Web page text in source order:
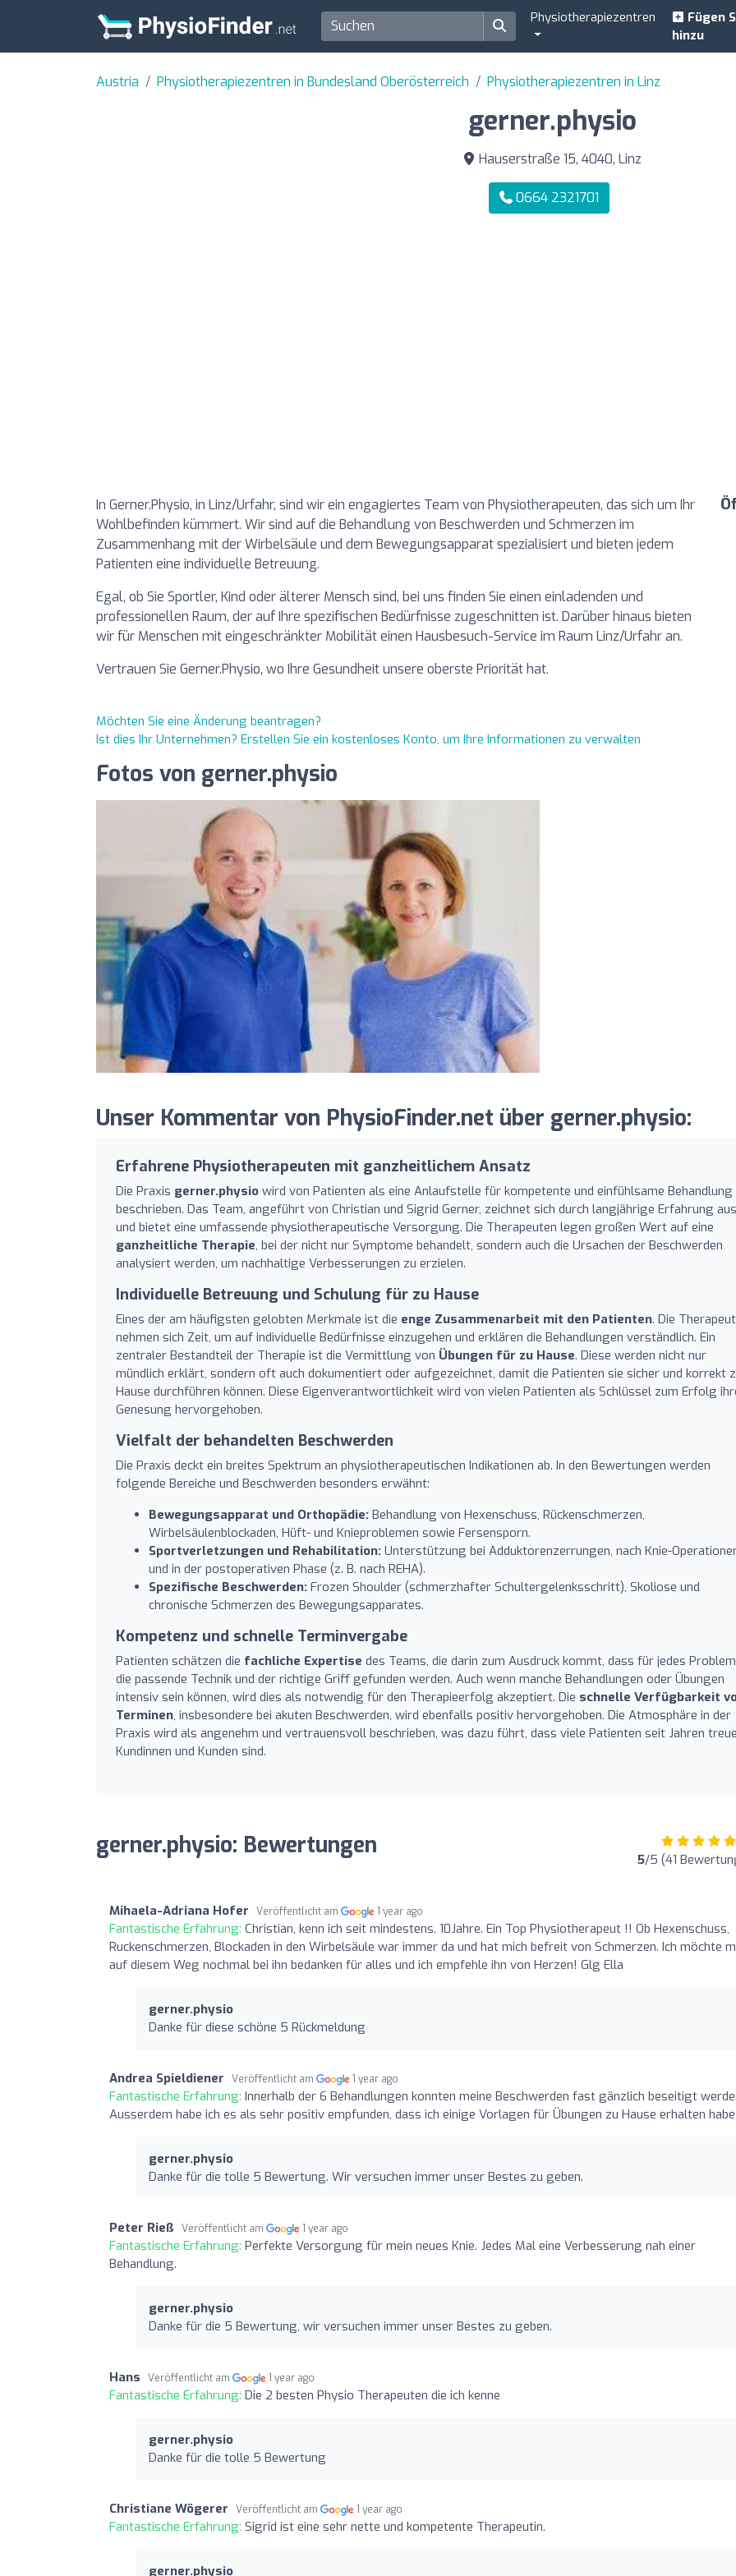
Physiotherapiezentren
Fügen
hinzu
Austria Physiotherapiezentren in Bundesland Oberösterreich Physiotherapiezentren in Linz
gerner.physio
Hauserstraße 15, 4040, Linz
0664 2321701
In Gerner.Physio, in Linz/Urfahr, sind wir ein engagiertes Team von Physiotherapeuten, das sich um Ihr
Wohlbefinden kümmert. Wir sind auf die Behandlung von Beschwerden und Schmerzen im
Zusammenhang mit der Wirbelsäule und dem Bewegungsapparat spezialisiert und bieten jedem
Patienten eine individuelle Betreuung.
Egal, ob Sie Sportler, Kind oder älterer Mensch sind, bei uns finden Sie einen einladenden und
professionellen Raum, der auf Ihre spezifischen Bedürfnisse zugeschnitten ist. Darüber hinaus bieten
wir für Menschen mit eingeschränkter Mobilität einen Hausbesuch-Service im Raum Linz/Urfahr an.
Vertrauen Sie Gerner.Physio, wo Ihre Gesundheit unsere oberste Priorität hat.
Möchten Sie eine Änderung beantragen?
Ist dies Ihr Unternehmen? Erstellen Sie ein kostenloses Konto, um Ihre Informationen zu verwalten
Fotos von gerner.physio
Unser Kommentar von PhysioFinder.net über gerner.physio:
Erfahrene Physiotherapeuten mit ganzheitlichem Ansatz
Die Praxis gerner.physio wird von Patienten als eine Anlaufstelle für kompetente und einfühlsame Behandlung
beschrieben. Das Team, angeführt von Christian und Sigrid Gerner, zeichnet sich durch langjährige Erfahrung aus
und bietet eine umfassende physiotherapeutische Versorgung. Die Therapeuten legen großen Wert auf eine
ganzheitliche Therapie, bei der nicht nur Symptome behandelt, sondern auch die Ursachen der Beschwerden
analysiert werden, um nachhaltige Verbesserungen zu erzielen.
Individuelle Betreuung und Schulung für zu Hause
Eines der am häufigsten gelobten Merkmale ist die enge Zusammenarbeit mit den Patienten. Die
nehmen sich Zeit, um auf individuelle Bedürfnisse einzugehen und erklären die Behandlungen verständlich. Ein
zentraler Bestandteil der Therapie ist die Vermittlung von Übungen für zu Hause. Diese werden nicht nur
mündlich erklärt, sondern oft auch dokumentiert oder aufgezeichnet, damit die Patienten sie sicher und korrekt
Hause durchführen können. Diese Eigenverantwortlichkeit wird von vielen Patienten als Schlüssel zum Erfolg
Genesung hervorgehoben.
Vielfalt der behandelten Beschwerden
Die Praxis deckt ein breites Spektrum an physiotherapeutischen Indikationen ab. In den Bewertungen werden
folgende Bereiche und Beschwerden besonders erwähnt:
Bewegungsapparat und Orthopädie: Behandlung von Hexenschuss, Rückenschmerzen,
Wirbelsäulenblockaden, Hüft- und Knieproblemen sowie Fersensporn.
Sportverletzungen und Rehabilitation: Unterstützung bei Adduktorenzerrungen, nach Knie-
und in der postoperativen Phase (z. B. nach REHA).
Spezifische Beschwerden: Frozen Shoulder (schmerzhafter Schultergelenksschritt), Skoliose und
chronische Schmerzen des Bewegungsapparates.
Kompetenz und schnelle Terminvergabe
Patienten schätzen die fachliche Expertise des Teams, die darin zum Ausdruck kommt, dass für jedes Problem
die passende Technik und der richtige Griff gefunden werden. Auch wenn manche Behandlungen oder Übungen
intensiv sein können, wird dies als notwendig für den Therapieerfolg akzeptiert. Die schnelle Verfügbarkeit
Terminen, insbesondere bei akuten Beschwerden, wird ebenfalls positiv hervorgehoben. Die Atmosphäre in der
Praxis wird als angenehm und vertrauensvoll beschrieben, was dazu führt, dass viele Patienten seit Jahren treue
Kundinnen und Kunden sind.
gerner.physio: Bewertungen 5/5 (41
Mihaela-Adriana Hofer Veröffentlicht am 1 year ago
Fantastische Erfahrung: Christian, kenn ich seit mindestens. 10Jahre. Ein Top Physiotherapeut !! Ob Hexenschuss,
Ruckenschmerzen, Blockaden in den Wirbelsäule war immer da und hat mich befreit von Schmerzen. Ich möchte
auf diesem Weg nochmal bei ihn bedanken für alles und ich empfehle ihn von Herzen! Glg Ella
gerner.physio
Danke für diese schöne 5 Rückmeldung
Andrea Spieldiener Veröffentlicht am 1 year ago
Fantastische Erfahrung: Innerhalb der 6 Behandlungen konnten meine Beschwerden fast gänzlich beseitigt
Ausserdem habe ich es als sehr positiv empfunden, dass ich einige Vorlagen für Übungen zu Hause erhalten habe.
gerner.physio
Danke für die tolle 5 Bewertung. Wir versuchen immer unser Bestes zu geben.
Peter Rieß Veröffentlicht am 1 year ago
Fantastische Erfahrung: Perfekte Versorgung für mein neues Knie. Jedes Mal eine Verbesserung nah einer
Behandlung.
gerner.physio
Danke für die 5 Bewertung, wir versuchen immer unser Bestes zu geben.
Hans Veröffentlicht am 1 year ago
Fantastische Erfahrung: Die 2 besten Physio Therapeuten die ich kenne
gerner.physio
Danke für die tolle 5 Bewertung
Christiane Wögerer Veröffentlicht am 1 year ago
Fantastische Erfahrung: Sigrid ist eine sehr nette und kompetente Therapeutin.
gerner.physio